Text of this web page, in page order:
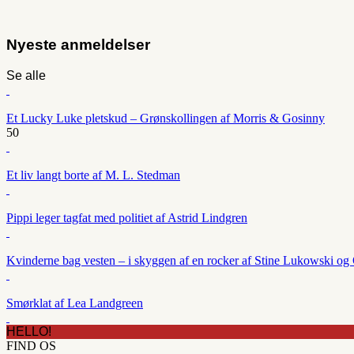
Nyeste anmeldelser
Se alle
Et Lucky Luke pletskud – Grønskollingen af Morris & Gosinny
50
Et liv langt borte af M. L. Stedman
Pippi leger tagfat med politiet af Astrid Lindgren
Kvinderne bag vesten – i skyggen af en rocker af Stine Lukowski og
Smørklat af Lea Landgreen
HELLO!
FIND OS